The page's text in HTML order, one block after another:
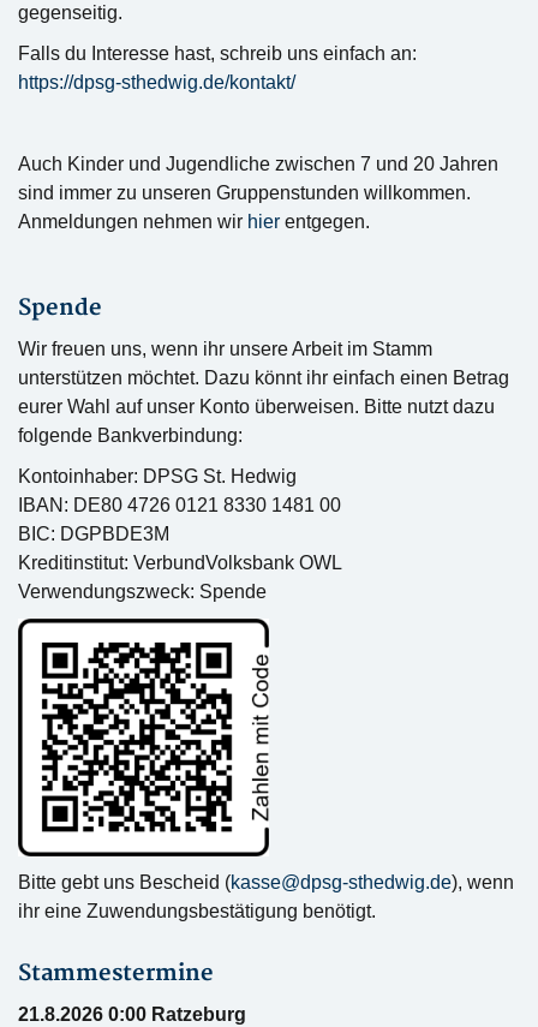
gegenseitig.
Falls du Interesse hast, schreib uns einfach an:
https://dpsg-sthedwig.de/kontakt/
Auch Kinder und Jugendliche zwischen 7 und 20 Jahren
sind immer zu unseren Gruppenstunden willkommen.
Anmeldungen nehmen wir hier entgegen.
Spende
Wir freuen uns, wenn ihr unsere Arbeit im Stamm
unterstützen möchtet. Dazu könnt ihr einfach einen Betrag
eurer Wahl auf unser Konto überweisen. Bitte nutzt dazu
folgende Bankverbindung:
Kontoinhaber: DPSG St. Hedwig
IBAN: DE80 4726 0121 8330 1481 00
BIC: DGPBDE3M
Kreditinstitut: VerbundVolksbank OWL
Verwendungszweck: Spende
Bitte gebt uns Bescheid (kasse@dpsg-sthedwig.de), wenn
ihr eine Zuwendungsbestätigung benötigt.
Stammestermine
21.8.2026 0:00 Ratzeburg